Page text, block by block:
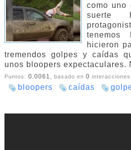
como uno
suerte
hicieron
tremendos golpes y caídas
unos bloopers expectaculares.
Puntos: 0.0061 , basado en 0
bloopers caídas